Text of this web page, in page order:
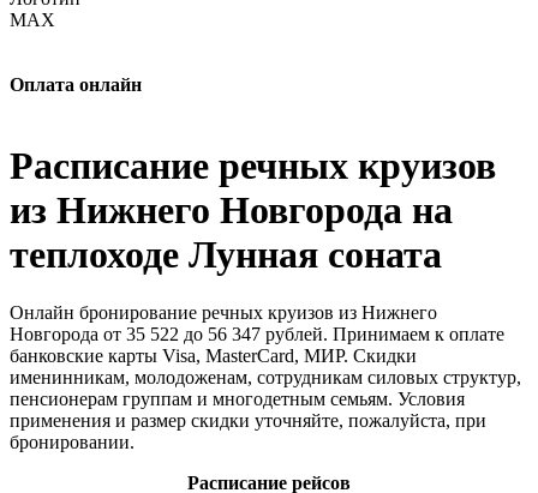
Оплата онлайн
Расписание речных круизов
из Нижнего Новгорода на
теплоходе Лунная соната
Онлайн бронирование речных круизов из Нижнего
Новгорода от 35 522 до 56 347 рублей. Принимаем к оплате
банковские карты Visa, MasterCard, МИР. Скидки
именинникам, молодоженам, сотрудникам силовых структур,
пенсионерам группам и многодетным семьям. Условия
применения и размер скидки уточняйте, пожалуйста, при
бронировании.
Расписание рейсов